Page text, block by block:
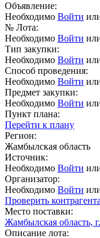
Объявление:
Необходимо Войти
№ Лота:
Необходимо Войти
Тип закупки:
Необходимо Войти
Способ проведения:
Необходимо Войти
Предмет закупки:
Необходимо Войти
Пункт плана:
Перейти к плану
Регион:
Жамбылская область
Источник:
Необходимо Войти
Организатор:
Необходимо Войти
Проверить контрагента
Место поставки:
Жамбылская область,
Описание лота: